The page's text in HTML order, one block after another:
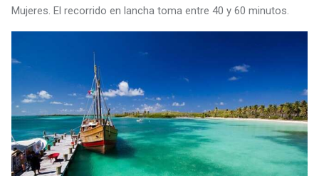
Mujeres. El recorrido en lancha toma entre 40 y 60 minutos.